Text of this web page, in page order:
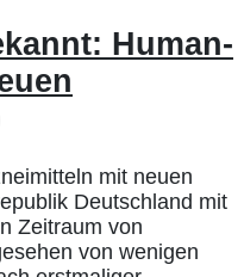
Human-
mit neuen
Deutschland mit
Zeitraum von
von wenigen